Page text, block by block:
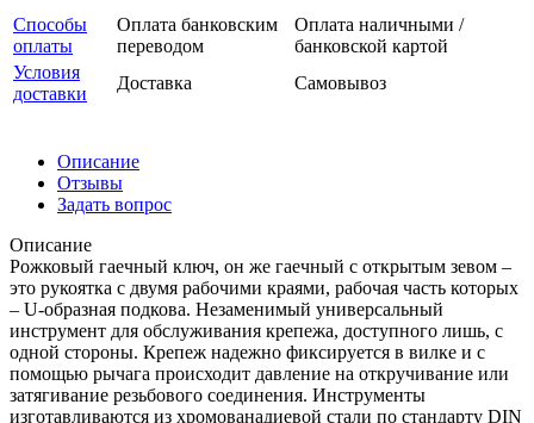
Способы
оплаты
Оплата банковским
переводом
Оплата наличными /
банковской картой
Условия
доставки
Доставка Самовывоз
Описание
Отзывы
Задать вопрос
Описание
Рожковый гаечный ключ, он же гаечный с открытым зевом –
это рукоятка с двумя рабочими краями, рабочая часть которых
– U-образная подкова. Незаменимый универсальный
инструмент для обслуживания крепежа, доступного лишь, с
одной стороны. Крепеж надежно фиксируется в вилке и с
помощью рычага происходит давление на откручивание или
затягивание резьбового соединения. Инструменты
изготавливаются из хромованадиевой стали по стандарту DIN